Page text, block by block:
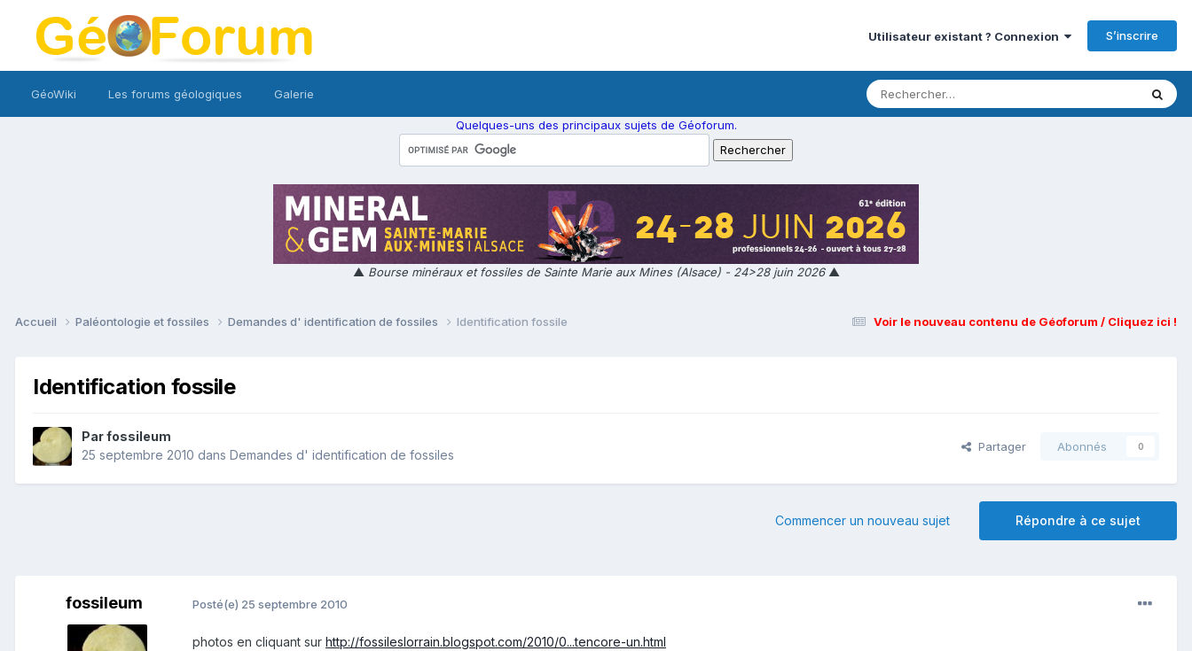
Utilisateur existant ? Connexion S’inscrire
GéoWiki Les forums géologiques Galerie
Quelques-uns des principaux sujets de Géoforum.
▲ Bourse minéraux et fossiles de Sainte Marie aux Mines (Alsace) - 24>28 juin 2026▲
Voir le nouveau contenu de Géoforum / Cliquez ici !
Accueil Paléontologie et fossiles Demandes d' identification de fossiles Identification fossile
Identification fossile
Parfossileum
25 septembre 2010 dans Demandes d' identification de fossiles
Partager Abonnés 0
Répondre à ce sujet
Commencer un nouveau sujet
fossileum Posté(e) 25 septembre 2010
photos en cliquant sur http://fossileslorrain.blogspot.com/2010/0...tencore-un.html